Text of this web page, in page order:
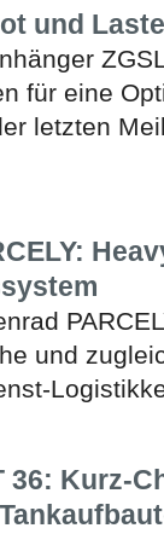
und
für eine
letzten
und
36: Kurz-